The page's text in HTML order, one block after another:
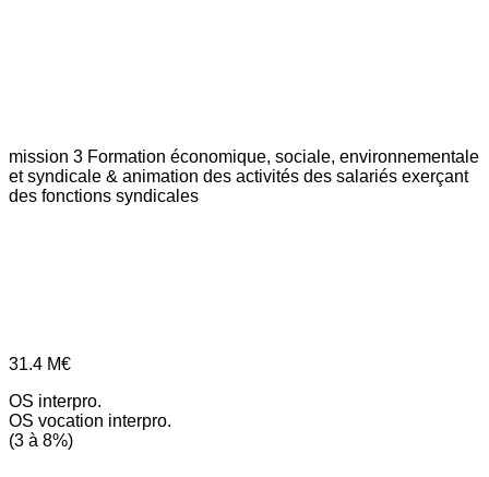
mission 3 Formation économique, sociale, environnementale
et syndicale & animation des activités des salariés exerçant
des fonctions syndicales
31.4 M€
OS interpro.
OS vocation interpro.
(3 à 8%)